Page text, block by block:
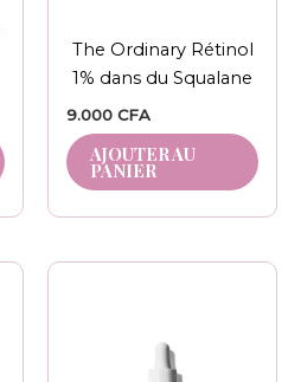
The Ordinary Rétinol
1% dans du Squalane
9.000 CFA
AJOUTER AU
PANIER
Ce